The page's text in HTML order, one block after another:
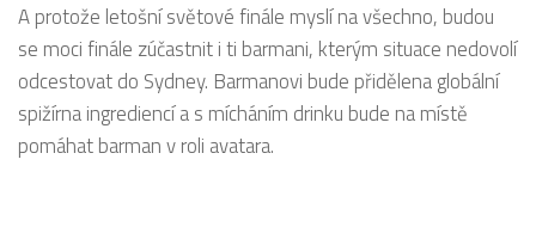
A protože letošní světové finále myslí na všechno, budou
se moci finále zúčastnit i ti barmani, kterým situace nedovolí
odcestovat do Sydney. Barmanovi bude přidělena globální
spižírna ingrediencí a s mícháním drinku bude na místě
pomáhat barman v roli avatara.